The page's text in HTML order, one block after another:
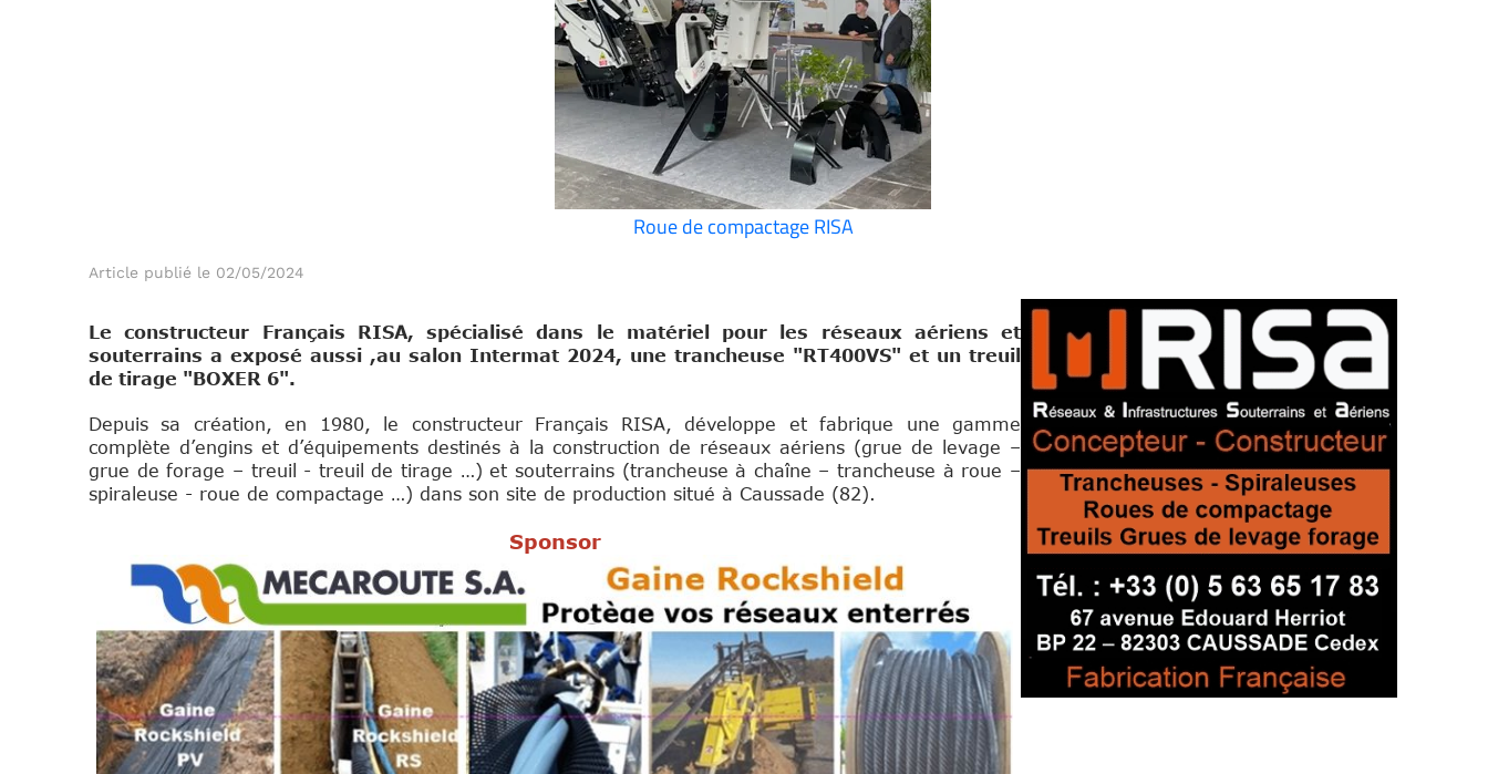
Roue de compactage RISA
Article publié le 02/05/2024
Le constructeur Français RISA, spécialisé dans le matériel pour les réseaux aériens et
souterrains a exposé aussi ,au salon Intermat 2024, une trancheuse "RT400VS" et un treuil
de tirage "BOXER 6".
Depuis sa création, en 1980, le constructeur Français RISA, développe et fabrique une gamme
complète d’engins et d’équipements destinés à la construction de réseaux aériens (grue de levage –
grue de forage – treuil - treuil de tirage …) et souterrains (trancheuse à chaîne – trancheuse à roue –
spiraleuse - roue de compactage …) dans son site de production situé à Caussade (82).
Sponsor